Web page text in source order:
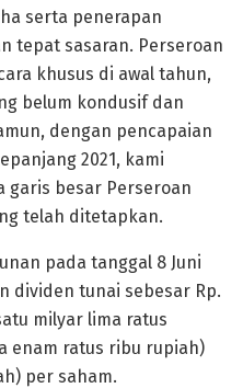
serta penerapan
tepat sasaran. Perseroan
khusus di awal tahun,
belum kondusif dan
dengan pencapaian
2021, kami
garis besar Perseroan
telah ditetapkan.
pada tanggal 8 Juni
dividen tunai sebesar Rp.
milyar lima ratus
enam ratus ribu rupiah)
per saham.